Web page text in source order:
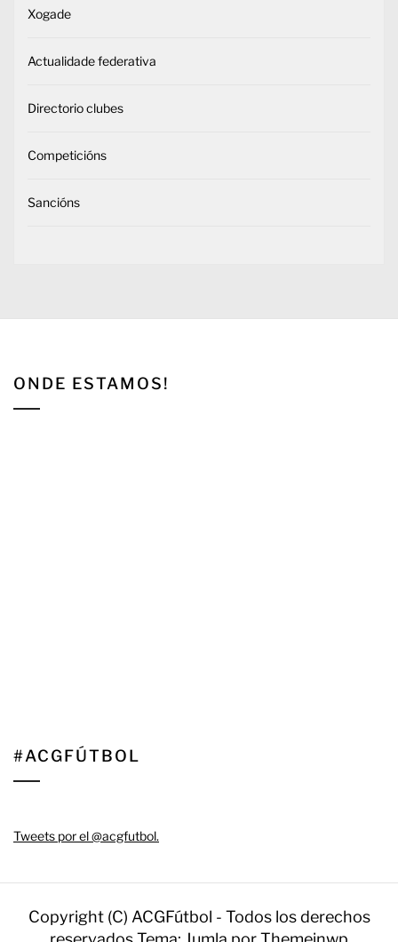
Xogade
Actualidade federativa
Directorio clubes
Competicións
Sancións
ONDE ESTAMOS!
#ACGFÚTBOL
Tweets por el @acgfutbol.
Copyright (C) ACGFútbol - Todos los derechos